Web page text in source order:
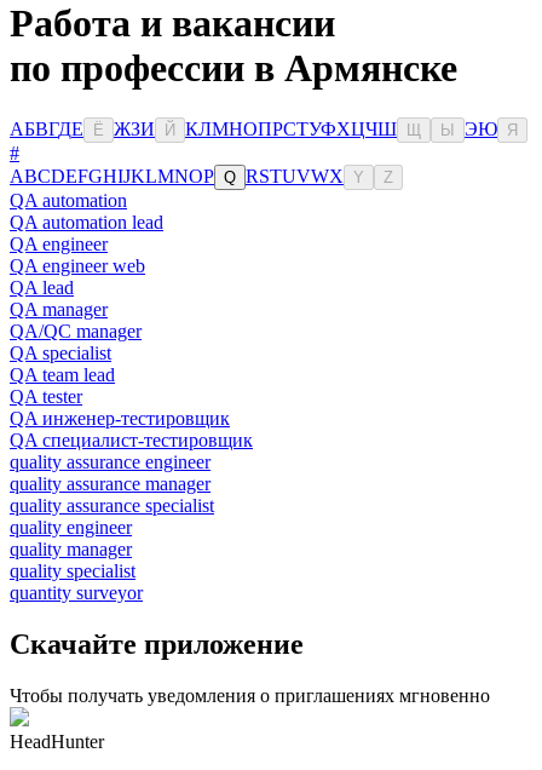
Работа и вакансии
по профессии в Армянске
АБВГДЕ Ё ЖЗИ Й КЛМНОПРСТУФХЦЧШ Ы ЭЮ Я
#
ABCDEFGHIJKLMNOP Q RSTUVWX Y Z
QA automation
QA automation lead
QA engineer
QA engineer web
QA lead
QA manager
QA/QC manager
QA specialist
QA team lead
QA tester
QA инженер-тестировщик
QA специалист-тестировщик
quality assurance engineer
quality assurance manager
quality assurance specialist
quality engineer
quality manager
quality specialist
quantity surveyor
Скачайте приложение
Чтобы получать уведомления о приглашениях мгновенно
HeadHunter